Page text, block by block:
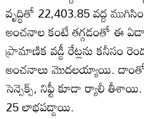
వృద్ధితో 22,403.85 వద్ద
అంచనాల కంటే తగ్గడంతో ఈ
ప్రామాణిక వడ్డీ రేట్లను కనీసం
అంచనాలు మొదలయ్యాయి. దాంతో
సెన్సెక్స్‌, నిఫ్టీ కూడా ర్యాలీ
25 లాభపడ్డాయి.